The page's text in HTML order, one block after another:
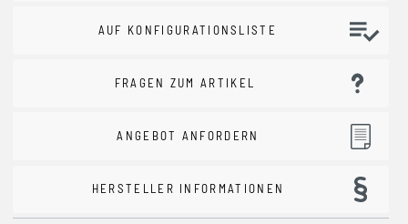
AUF KONFIGURATIONSLISTE
FRAGEN ZUM ARTIKEL
ANGEBOT ANFORDERN
HERSTELLER INFORMATIONEN